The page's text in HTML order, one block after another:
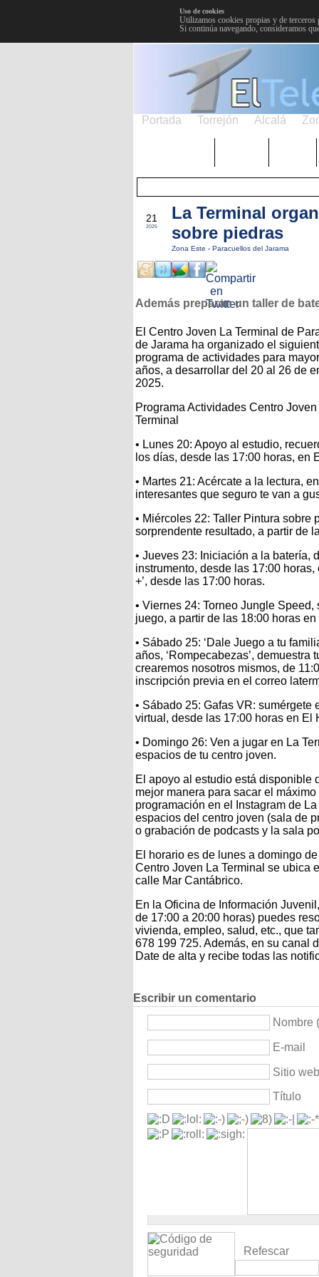
Uso de cookies
Utilizamos cookies propias y de terceros
Si continúa navegando, consideramos
Portada Torrejón Alcalá
21
2025
La Terminal
sobre piedras
Zona Este - Paracuellos del Jarama
Además preparan un taller de
El Centro Joven La Terminal de
de Jarama ha organizado el
programa de actividades para
años, a desarrollar del 20 al 26 de
2025.
Programa Actividades Centro Joven
Terminal
• Lunes 20: Apoyo al estudio,
los días, desde las 17:00 horas, en
• Martes 21: Acércate a la lectura,
interesantes que seguro te van a
• Miércoles 22: Taller Pintura sobre
sorprendente resultado, a partir de
• Jueves 23: Iniciación a la batería,
instrumento, desde las 17:00
+’, desde las 17:00 horas.
• Viernes 24: Torneo Jungle
juego, a partir de las 18:00 horas en
• Sábado 25: ‘Dale Juego a tu
años, ‘Rompecabezas’,
crearemos nosotros mismos, de
inscripción previa en el correo
• Sábado 25: Gafas VR:
virtual, desde las 17:00 horas en El
• Domingo 26: Ven a jugar en La
espacios de tu centro joven.
El apoyo al estudio está disponible
mejor manera para sacar el
programación en el Instagram de
espacios del centro joven (sala de
o grabación de podcasts y la sala
El horario es de lunes a domingo
Centro Joven La Terminal se ubica
calle Mar Cantábrico.
En la Oficina de Información
de 17:00 a 20:00 horas) puedes
vivienda, empleo, salud, etc., que
678 199 725. Además, en su canal
Date de alta y recibe todas las
Escribir un comentario
Nombre
E-mail
Sitio web
Título
Refescar